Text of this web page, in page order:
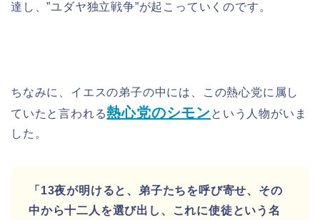
達し、”ユダヤ独立戦争”が起こっていくのです。
ちなみに、イエスの弟子の中には、この熱心党に属し
ていたと言われる熱心党のシモン という人物がいま
した。
「13夜が明けると、弟子たちを呼び寄せ、その
中から十二人を選び出し、これに使徒という名